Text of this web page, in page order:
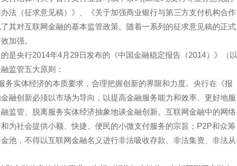
法（征求意见稿）》、《关于加强商业银行与第三方支付机构合作
其对互联网金融的基本监管政策。随着一系列的征求意见稿的正式
加强。
是央行2014年4月29日发布的《中国金融稳定报告（2014）》（以
监管五大原则：
务实体经济的本质要求，合理把握创新的界限和力度。央行在《报
融创新必须以市场为导向，以提高金融服务能力和效率、更好地服
监管、脱离服务实体经济抽象地谈金融创新。互联网金融中的网络
为社会提供小额、快捷、便民的小微支付服务的宗旨；P2P和众筹
池，不得以互联网金融名义进行非法吸收存款、非法集资、非法从